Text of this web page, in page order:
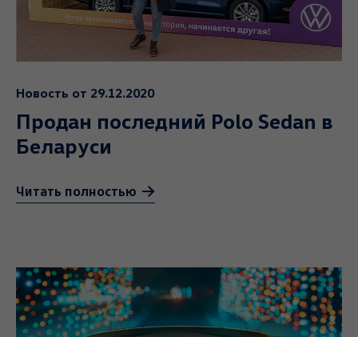
Новость от 29.12.2020
Продан последний Polo Sedan в
Беларуси
Читать полностью